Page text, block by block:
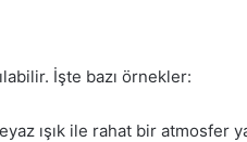
İşte bazı örnekler:
ışık ile rahat bir atmosfer